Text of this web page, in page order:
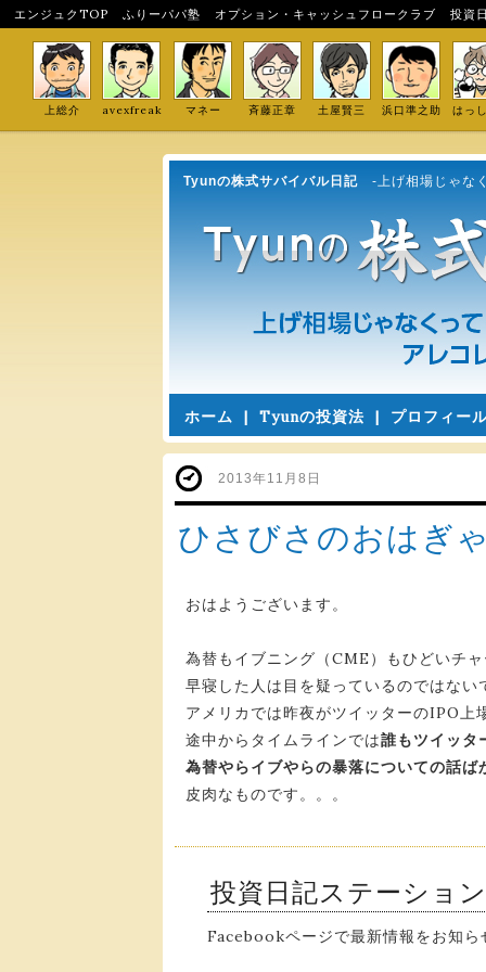
エンジュクTOP ふりーパパ塾 オプション・キャッシュフロークラブ 投資
上総介 avexfreak マネー 斉藤正章 土屋賢三 浜口準之助 はっ
Tyunの株式サバイバル日記 -上げ相場じゃな
ホーム | Tyunの投資法 | プロフィー
2013年11月8日
ひさびさのおはぎ
おはようございます。
為替もイブニング（CME）もひどいチャ
早寝した人は目を疑っているのではない
アメリカでは昨夜がツイッターのIPO上
途中からタイムラインでは誰もツイッタ
為替やらイブやらの暴落についての話ば
皮肉なものです。。。
投資日記ステーショ
Facebookページで最新情報をお知ら